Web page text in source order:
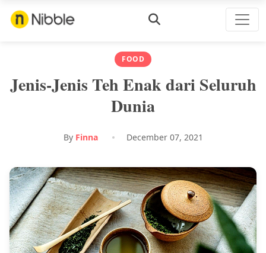
FOOD
Jenis-Jenis Teh Enak dari Seluruh
Dunia
By Finna December 07, 2021